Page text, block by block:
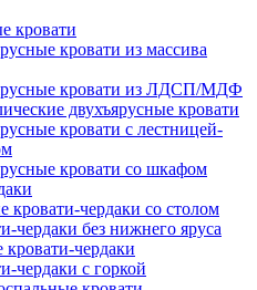
кровати
кровати из массива
кровати из ЛДСП/МДФ
двухъярусные кровати
кровати с лестницей-
кровати со шкафом
кровати-чердаки со столом
чердаки без нижнего яруса
кровати-чердаки
чердаки с горкой